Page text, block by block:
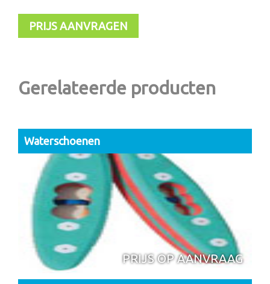
PRIJS AANVRAGEN
Gerelateerde producten
Waterschoenen
PRIJS OP AANVRAAG